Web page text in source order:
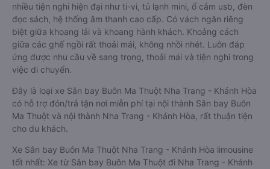
nhiều tiện nghi hiện đại như ti-vi, tủ lạnh mini, ổ cắm usb, đèn
đọc sách, hệ thống âm thanh cao cấp. Có vách ngăn riêng
biệt giữa khoang lái và khoang hành khách. Khoảng cách
giữa các ghế ngồi rất thoải mái, không nhồi nhét. Luôn đáp
ứng được nhu cầu về sang trọng, thoải mái và tiện nghi trong
việc di chuyển.
Đây là loại xe Sân bay Buôn Ma Thuột Nha Trang - Khánh Hòa
có hỗ trợ đón/trả tận nơi miễn phí tại nội thành Sân bay Buôn
Ma Thuột và nội thành Nha Trang - Khánh Hòa, rất thuận tiện
cho du khách.
Xe Sân bay Buôn Ma Thuột Nha Trang - Khánh Hòa limousine
tốt nhất: Xe từ Sân bay Buôn Ma Thuột đi Nha Trang - Khánh